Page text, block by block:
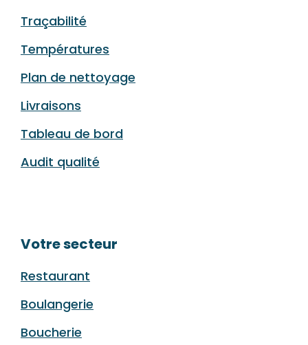
Traçabilité
Températures
Plan de nettoyage
Livraisons
Tableau de bord
Audit qualité
Votre secteur
Restaurant
Boulangerie
Boucherie